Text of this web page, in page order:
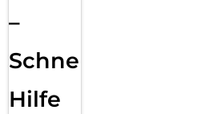
–
Schnelle
Hilfe